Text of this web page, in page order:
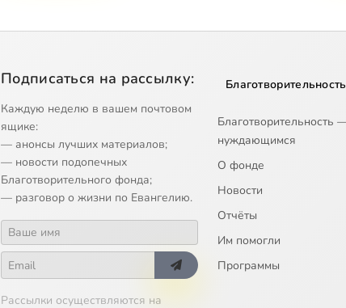
Подписаться на рассылку:
Каждую неделю в вашем почтовом
ящике:
— анонсы лучших материалов;
— новости подопечных
Благотворительного фонда;
— разговор о жизни по Евангелию.
Рассылки осуществляются на
Благотворительность
Благотворительность
нуждающимся
О фонде
Новости
Отчёты
Им помогли
Программы